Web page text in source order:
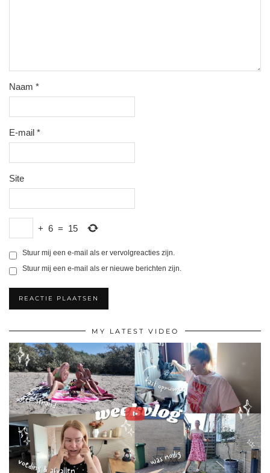
Naam *
E-mail *
Site
+ 6 = 15
Stuur mij een e-mail als er vervolgreacties zijn.
Stuur mij een e-mail als er nieuwe berichten zijn.
MY LATEST VIDEO